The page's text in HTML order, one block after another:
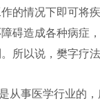
的情况下即可将
碍造成各种病症
所以说，樊字疗
从事医学行业的